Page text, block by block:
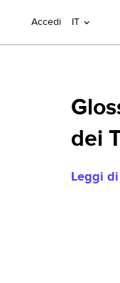
Accedi IT
dei
Leggi